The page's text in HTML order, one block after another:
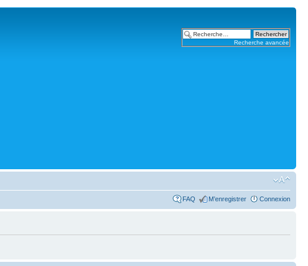
Recherche avancée
FAQ M’enregistrer Connexion